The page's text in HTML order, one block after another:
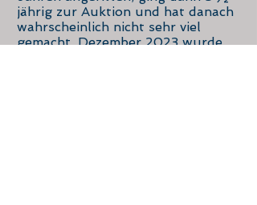
jährig zur Auktion und hat danach
wahrscheinlich nicht sehr viel
gemacht. Dezember 2023 wurde